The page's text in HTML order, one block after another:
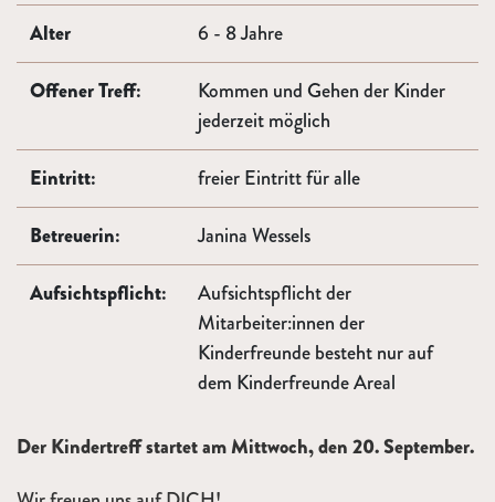
Alter
6 - 8 Jahre
Offener Treff:
Kommen und Gehen der Kinder
jederzeit möglich
Eintritt:
freier Eintritt für alle
Betreuerin:
Janina Wessels
Aufsichtspflicht:
Aufsichtspflicht der
Mitarbeiter:innen der
Kinderfreunde besteht nur auf
dem Kinderfreunde Areal
Der Kindertreff startet am Mittwoch, den 20. September.